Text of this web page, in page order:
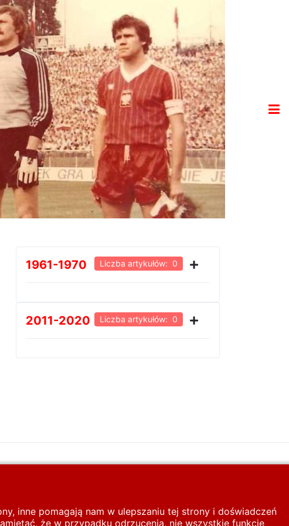
1961-1970 Liczba artykułów: 0
2011-2020 Liczba artykułów: 0
inne pomagają nam w ulepszaniu tej strony i doświadczeń
że w przypadku odrzucenia, nie wszystkie funkcje